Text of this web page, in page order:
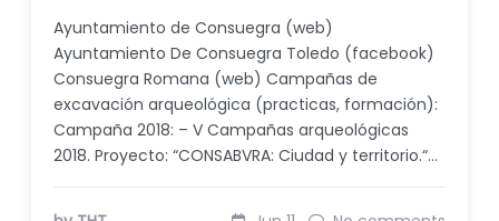
Ayuntamiento de Consuegra (web)
Ayuntamiento De Consuegra Toledo (facebook)
Consuegra Romana (web) Campañas de
excavación arqueológica (practicas, formación):
Campaña 2018: – V Campañas arqueológicas
2018. Proyecto: “CONSABVRA: Ciudad y territorio.“…